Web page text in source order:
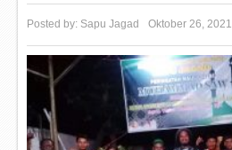
Posted by: Sapu Jagad Oktober 26, 2021